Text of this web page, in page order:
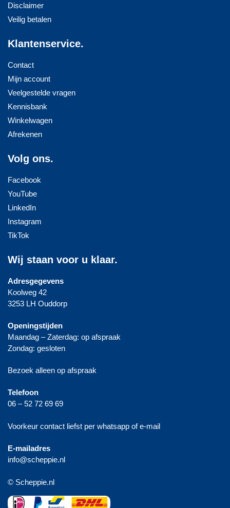
Disclaimer
Veilig betalen
Klantenservice.
Contact
Mijn account
Veelgestelde vragen
Kennisbank
Winkelwagen
Afrekenen
Volg ons.
Facebook
YouTube
LinkedIn
Instagram
TikTok
Wij staan voor u klaar.
Adresgegevens
Koolweg 42
3253 LH Ouddorp
Openingstijden
Maandag – Zaterdag: op afspraak
Zondag: gesloten
Bezoek alleen op afspraak
Telefoon
06 – 52 72 69 69
Voorkeur contact liefst per whatsapp of e-mail
E-mailadres
info@scheppie.nl
© Scheppie.nl